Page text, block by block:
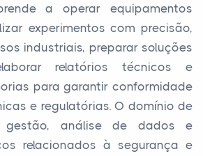
a operar equipamentos
experimentos com precisão,
industriais, preparar soluções
relatórios técnicos e
para garantir conformidade
e regulatórias. O domínio de
gestão, análise de dados e
relacionados à segurança e